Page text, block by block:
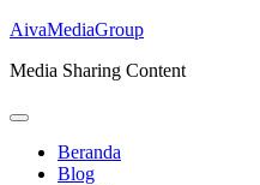
AivaMediaGroup
Media Sharing Content
Beranda
Blog